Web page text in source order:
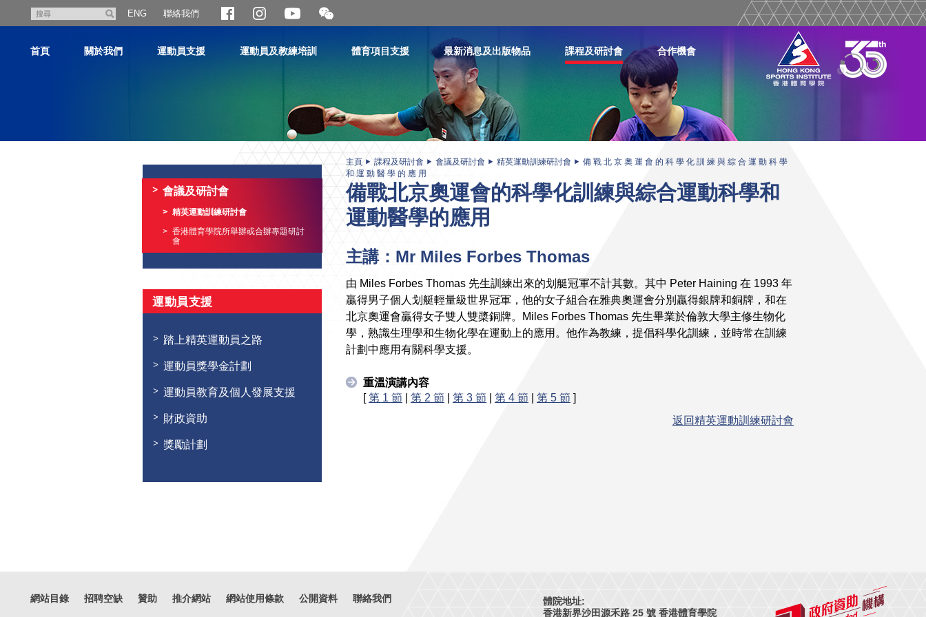
尋
ENG 聯絡我們
開
合
首頁 關於我們 運動員支援 運動員及教練培訓 體育項目支援 最新消息及出版物品 課程及研討會 合作機會
會議及研討會
精英運動訓練研討會
香港體育學院所舉辦或合辦專題研討
會
運動員支援
踏上精英運動員之路
運動員獎學金計劃
運動員教育及個人發展支援
財政資助
獎勵計劃
主頁 課程及研討會 會議及研討會 精英運動訓練研討會
備 戰 北 京 奧 運 會 的 科 學 化 訓 練 與 綜 合 運 動 科 學
和 運 動 醫 學 的 應 用
備戰北京奧運會的科學化訓練與綜合運動科學和
運動醫學的應用
主講：Mr Miles Forbes Thomas
由 Miles Forbes Thomas 先生訓練出來的划艇冠軍不計其數。其中 Peter Haining 在 1993 年
贏得男子個人划艇輕量級世界冠軍，他的女子組合在雅典奧運會分別贏得銀牌和銅牌，和在
北京奧運會贏得女子雙人雙槳銅牌。Miles Forbes Thomas 先生畢業於倫敦大學主修生物化
學，熟識生理學和生物化學在運動上的應用。他作為教練，提倡科學化訓練，並時常在訓練
計劃中應用有關科學支援。
重溫演講內容
[第 1 節 | 第 2 節 | 第 3 節 | 第 4 節 | 第 5 節 ]
返回精英運動訓練研討會
體院地址:
香港新界沙田源禾路 25 號 香港體育學院
網站目錄 招聘空缺 贊助 推介網站 網站使用條款 公開資料 聯絡我們